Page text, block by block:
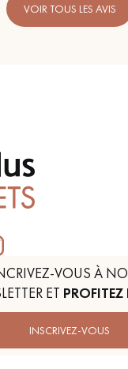
VOIR TOUS LES AVIS
VOUS À
ET
INSCRIVEZ-VOUS